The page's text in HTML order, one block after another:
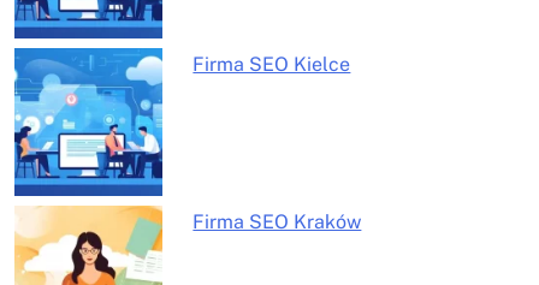
Firma SEO Kielce
Firma SEO Kraków